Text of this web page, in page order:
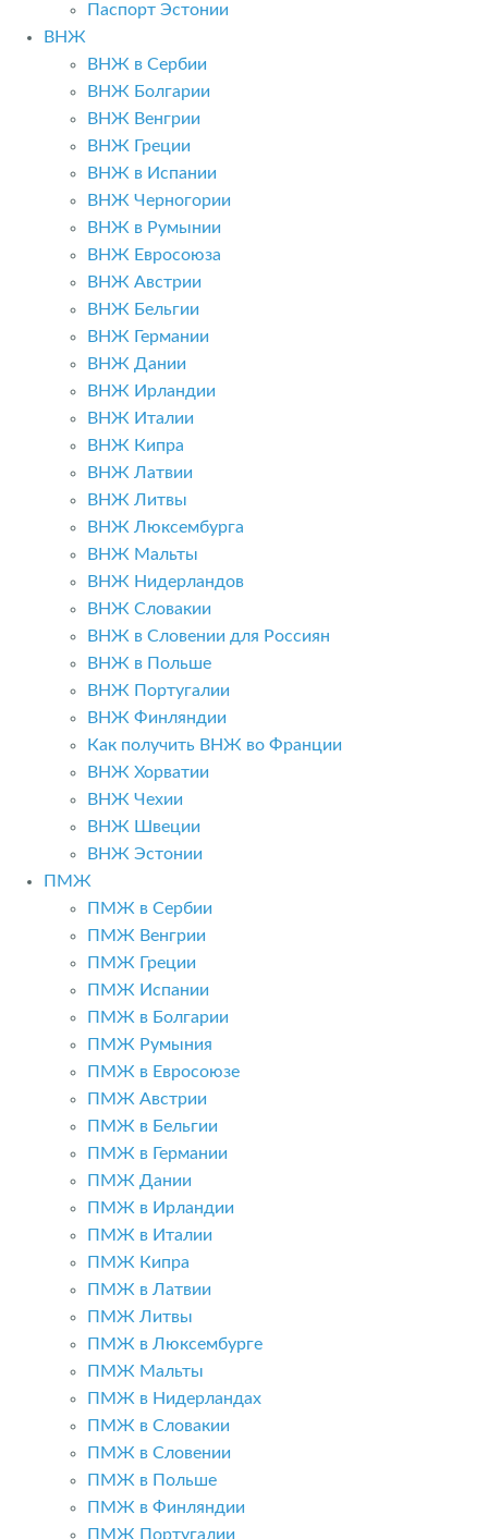
Паспорт Эстонии
ВНЖ
ВНЖ в Сербии
ВНЖ Болгарии
ВНЖ Венгрии
ВНЖ Греции
ВНЖ в Испании
ВНЖ Черногории
ВНЖ в Румынии
ВНЖ Евросоюза
ВНЖ Австрии
ВНЖ Бельгии
ВНЖ Германии
ВНЖ Дании
ВНЖ Ирландии
ВНЖ Италии
ВНЖ Кипра
ВНЖ Латвии
ВНЖ Литвы
ВНЖ Люксембурга
ВНЖ Мальты
ВНЖ Нидерландов
ВНЖ Словакии
ВНЖ в Словении для Россиян
ВНЖ в Польше
ВНЖ Португалии
ВНЖ Финляндии
Как получить ВНЖ во Франции
ВНЖ Хорватии
ВНЖ Чехии
ВНЖ Швеции
ВНЖ Эстонии
ПМЖ
ПМЖ в Сербии
ПМЖ Венгрии
ПМЖ Греции
ПМЖ Испании
ПМЖ в Болгарии
ПМЖ Румыния
ПМЖ в Евросоюзе
ПМЖ Австрии
ПМЖ в Бельгии
ПМЖ в Германии
ПМЖ Дании
ПМЖ в Ирландии
ПМЖ в Италии
ПМЖ Кипра
ПМЖ в Латвии
ПМЖ Литвы
ПМЖ в Люксембурге
ПМЖ Мальты
ПМЖ в Нидерландах
ПМЖ в Словакии
ПМЖ в Словении
ПМЖ в Польше
ПМЖ в Финляндии
ПМЖ Португалии